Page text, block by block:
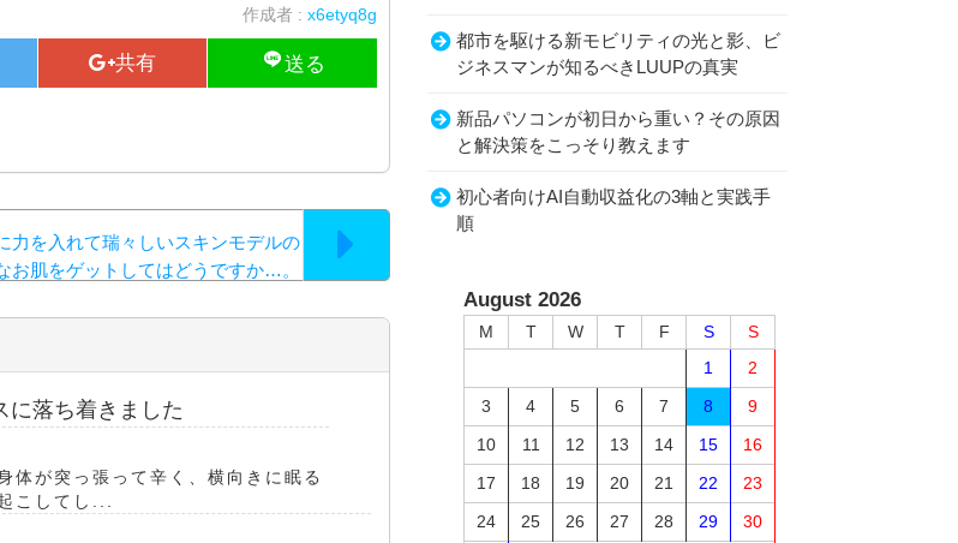
作成者 : x6etyq8g
力を入れて瑞々しいスキンモデルの
お肌をゲットしてはどうですか…。
に落ち着きました
体が突っ張って辛く、横向きに眠る
こしてし...
都市を駆ける新モビリティの光と影、ビ
ジネスマンが知るべきLUUPの真実
新品パソコンが初日から重い？その原因
と解決策をこっそり教えます
初心者向けAI自動収益化の3軸と実践手
順
August 2026
M T W T F S
S
1
2
3
4 5 6 7 8
9
10
11 12 13 14 15
16
17
18 19 20 21 22
23
24
25 26 27 28 29
30